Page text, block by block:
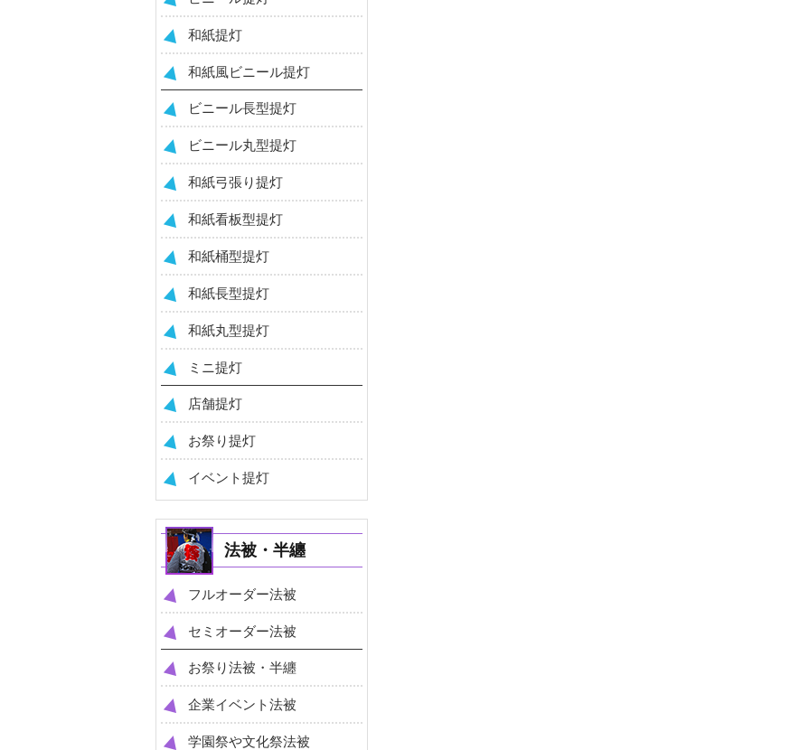
和紙提灯
和紙風ビニール提灯
ビニール長型提灯
ビニール丸型提灯
和紙弓張り提灯
和紙看板型提灯
和紙桶型提灯
和紙長型提灯
和紙丸型提灯
ミニ提灯
店舗提灯
お祭り提灯
イベント提灯
法被・半纏
フルオーダー法被
セミオーダー法被
お祭り法被・半纏
企業イベント法被
学園祭や文化祭法被